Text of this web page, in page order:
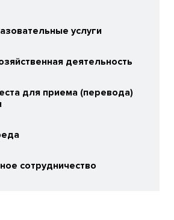
услуги
деятельность
для приема (перевода)
сотрудничество